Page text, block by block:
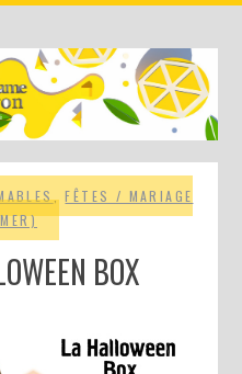
,FÊTES / MARIAGE
BOX